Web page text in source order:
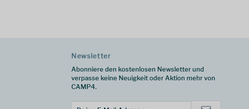
Newsletter
Abonniere den kostenlosen Newsletter und
verpasse keine Neuigkeit oder Aktion mehr von
CAMP4.